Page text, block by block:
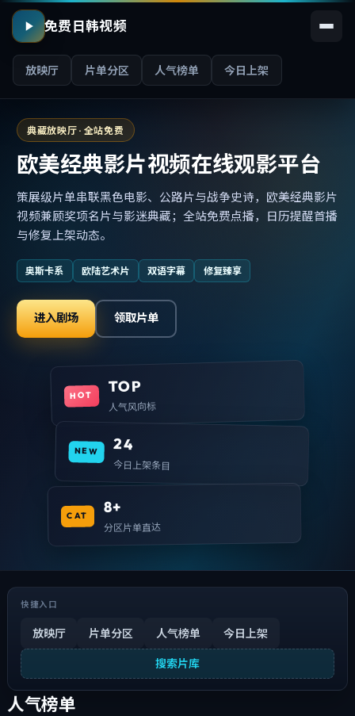
免费日韩视频
放映厅 片单分区 人气榜单 今日上架
典藏放映厅 · 全站免费
欧美经典影片视频在线观影平台
策展级片单串联黑色电影、公路片与战争史诗，欧美经典影片
视频兼顾奖项名片与影迷典藏；全站免费点播，日历提醒首播
与修复上架动态。
奥斯卡系 欧陆艺术片 双语字幕 修复臻享
进入剧场 领取片单
HOT TOP
人气风向标
NEW 24
今日上架条目
CAT 8+
分区片单直达
快捷入口
放映厅 片单分区 人气榜单 今日上架
搜索片库
人气榜单